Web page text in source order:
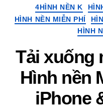
4HÌNH NỀN K
HÌNH NỀN MIỄN PHÍ
HÌNH
Tải xuống
Hình nền
iPhone